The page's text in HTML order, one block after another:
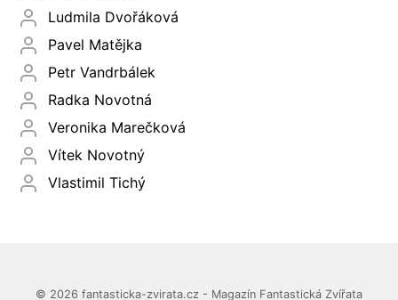
Ludmila Dvořáková
Pavel Matějka
Petr Vandrbálek
Radka Novotná
Veronika Marečková
Vítek Novotný
Vlastimil Tichý
© 2026 fantasticka-zvirata.cz - Magazín Fantastická Zvířata